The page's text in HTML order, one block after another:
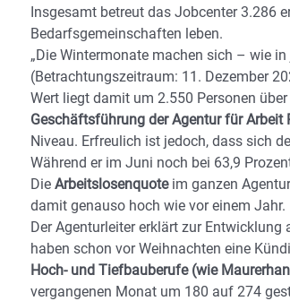
Insgesamt betreut das Jobcenter 3.286
Bedarfsgemeinschaften leben.
„Die Wintermonate machen sich – wie
(Betrachtungszeitraum: 11. Dezember
Wert liegt damit um 2.550 Personen
Geschäftsführung der Agentur für Arbeit
Niveau. Erfreulich ist jedoch, dass sich
Während er im Juni noch bei 63,9
Die Arbeitslosenquoteim ganzen
damit genauso hoch wie vor einem Jahr.
Der Agenturleiter erklärt zur
haben schon vor Weihnachten eine
Hoch- und Tiefbauberufe (wie
vergangenen Monat um 180 auf 274